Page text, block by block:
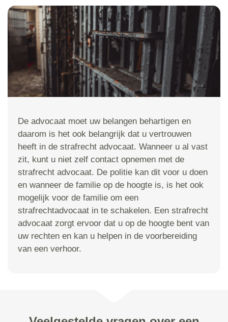
De advocaat moet uw belangen behartigen en
daarom is het ook belangrijk dat u vertrouwen
heeft in de strafrecht advocaat. Wanneer u al vast
zit, kunt u niet zelf contact opnemen met de
strafrecht advocaat. De politie kan dit voor u doen
en wanneer de familie op de hoogte is, is het ook
mogelijk voor de familie om een
strafrechtadvocaat in te schakelen. Een strafrecht
advocaat zorgt ervoor dat u op de hoogte bent van
uw rechten en kan u helpen in de voorbereiding
van een verhoor.